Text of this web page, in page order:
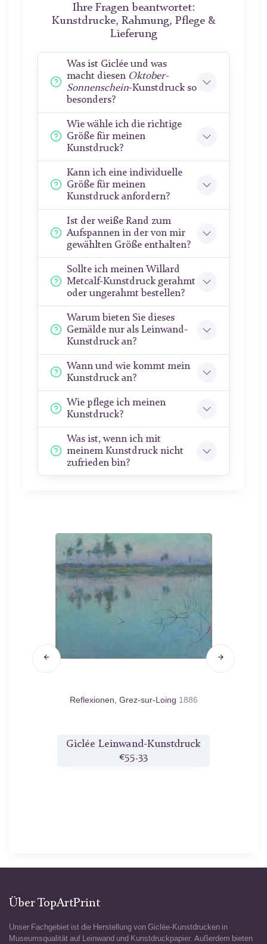
Ihre Fragen beantwortet:
Kunstdrucke, Rahmung, Pflege &
Lieferung
Was ist Giclée und was
macht diesen Oktober-
Sonnenschein-Kunstdruck so
besonders?
Wie wähle ich die richtige
Größe für meinen
Kunstdruck?
Kann ich eine individuelle
Größe für meinen
Kunstdruck anfordern?
Ist der weiße Rand zum
Aufspannen in der von mir
gewählten Größe enthalten?
Sollte ich meinen Willard
Metcalf-Kunstdruck gerahmt
oder ungerahmt bestellen?
Warum bieten Sie dieses
Gemälde nur als Leinwand-
Kunstdruck an?
Wann und wie kommt mein
Kunstdruck an?
Wie pflege ich meinen
Kunstdruck?
Was ist, wenn ich mit
meinem Kunstdruck nicht
zufrieden bin?
Reflexionen, Grez-sur-Loing 1886
Giclée Leinwand-Kunstdruck
€55.33
Über TopArtPrint
Unser Fachgebiet ist die Herstellung von Giclée-Kunstdrucken in
Museumsqualität auf Leinwand und Kunstdruckpapier. Außerdem bieten